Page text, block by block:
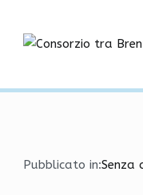
contenuto
Erotiske
Pubblicato in:Senza